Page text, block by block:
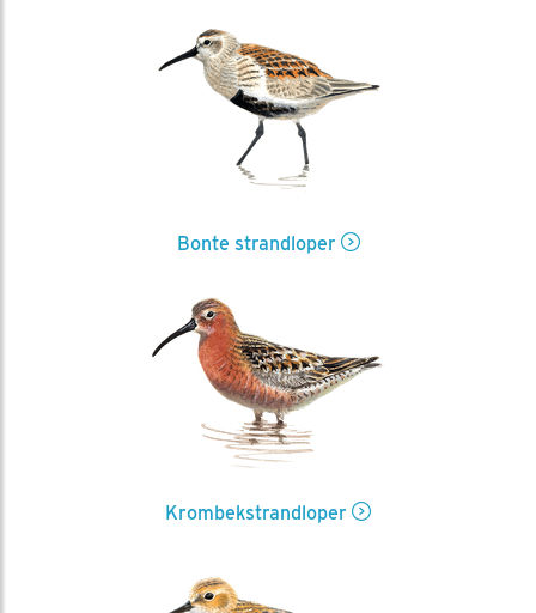
Bonte strandloper
Krombekstrandloper